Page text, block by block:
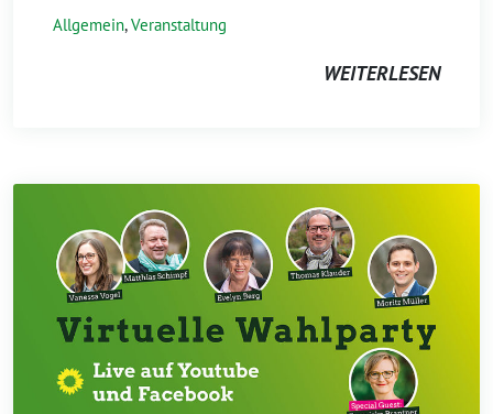
Allgemein,Veranstaltung
WEITERLESEN